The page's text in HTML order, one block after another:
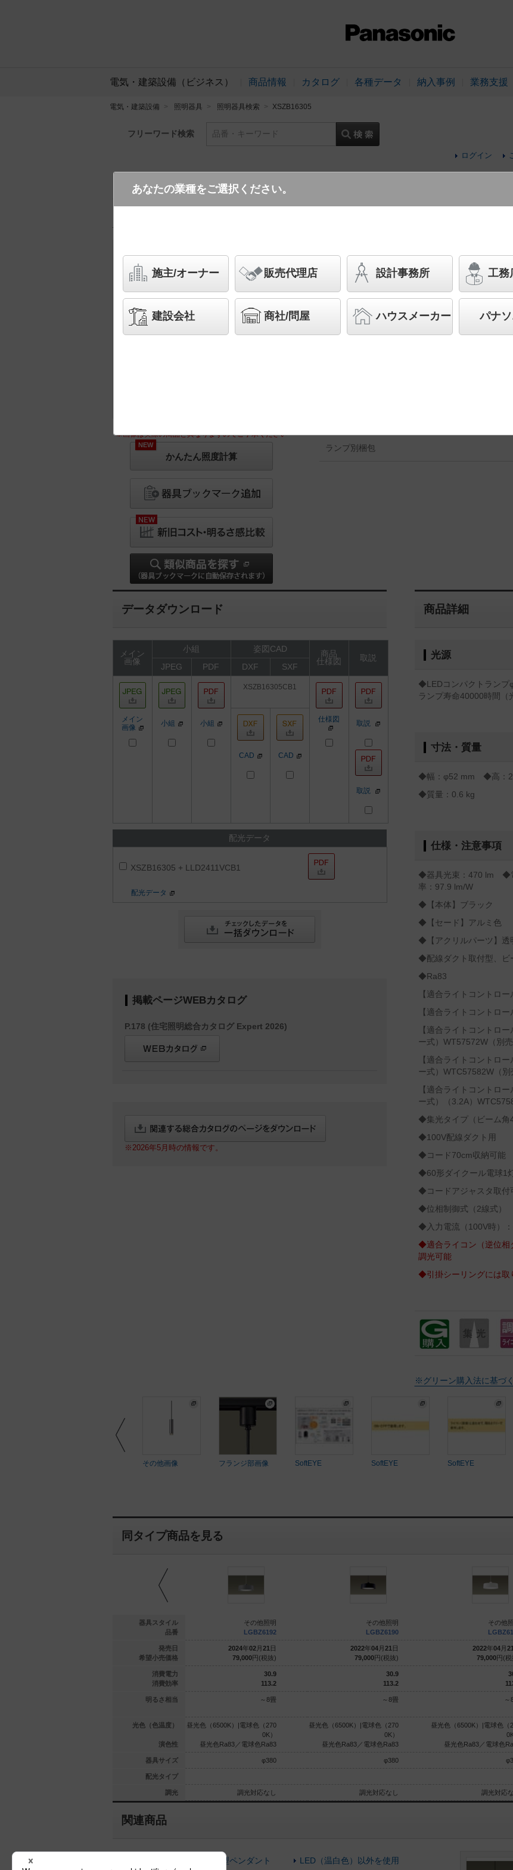
電気・建築設備（ビジネス） 商品情報 カタログ 各種データ 納入事例 業務支援
電気・建築設備 照明器具 照明器具検索 XSZB16305
フリーワード検索 品番・キーワード
ログイン
XSZB16305 CB1
※画像は実際の商品と異なりますのでご了承ください
NEW
かんたん照度計算
配線ダクト取付型 LED（温白色） ペ
LEDコンパクトランプ交換型・調光タイ
球60形1灯器具相当
スペシャル商品（先端技術や優れたデザイン性
◆工場在庫品 （2025年8月発売）
ランプ別梱包
データダウンロード
メイン
画像
小組 姿図CAD
商品
仕様図
取説
JPEG
PDF DXF SXF
メイン
画像
小組 小組
XSZB16305CB1
仕様図 取説
取説
CAD CAD
配光データ
XSZB16305 + LLD2411VCB1
配光データ
掲載ページWEBカタログ
P.178 (住宅照明総合カタログ Expert 2026)
※2026年5月時の情報です。
商品詳細
光源
◆LEDコンパクトラン
ランプ寿命40000時間（
寸法・質量
◆幅：φ52 mm ◆高：
◆質量：0.6 kg
仕様・注意事項
◆器具光束：470 lm ◆
率：97.9 lm/W
◆【本体】ブラック
◆【セード】アルミ色
◆【アクリルパーツ】透
◆配線ダクト取付型、ビ
◆Ra83
【適合ライトコントロ
【適合ライトコントロ
【適合ライトコントロ
ー式）WT57572W（別売
【適合ライトコントロ
ー式）WTC57582W（別
【適合ライトコントロ
ー式）（3.2A）
◆集光タイプ（ビーム角
◆100V配線ダクト用
◆コード70cm収納可能
◆60形ダイクール電球1
◆コードアジャスタ取付
◆位相制御式（2線式）
◆入力電流（100V時）
◆適合ライコン（逆位相
調光可能
◆引掛シーリングには取
※グリーン購入法に基づ
その他画像 フランジ部画像 SoftEYE SoftEYE
SoftEYE
同タイプ商品を見る
器具スタイル
品番
発売日
希望小売価格
消費電力
消費効率
明るさ相当
光色（色温度）
演色性
器具サイズ
配光タイプ
調光
ベースペンダント
円(税抜)
4.8
97.9
110Vダイクール電球60形1灯器
電球色（2700K）
φ52
集光タイプ
その他照明
LGBZ6192
2024年02月 21 日
79,000円(税抜)
30.9
113.2
～8畳
昼光色（6500K）|電球色（270
0K）
昼光色Ra83／電球色Ra83
φ380
調光対応なし
その他照明
LGBZ6190
2022年04月 21 日
79,000円(税抜)
30.9
113.2
～8畳
昼光色（6500K）|電球色（270
0K）
昼光色Ra83／電球色Ra83
φ380
調光対応なし
その他
2022年04月 21
79,000円(税
～
昼光色（6500K）|電球色（
昼光色Ra83／電球色
調光対応な
関連商品
配線ダクト取付型以外の小型ペンダント LED（温白色）以外を使用
あなたの業種をご選択ください。
施主/オーナー 販売代理店 設計事務所 工務
建設会社 商社/問屋 ハウスメーカー パナ